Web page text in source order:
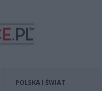
POLSKA I ŚWIAT